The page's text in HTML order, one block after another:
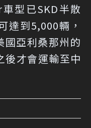
型已SKD半散
達到5,000輛，
國亞利桑那州的
後才會運輸至中